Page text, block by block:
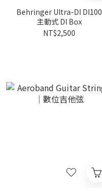
Behringer Ultra-DI DI100
主動式 DI Box
NT$2,500